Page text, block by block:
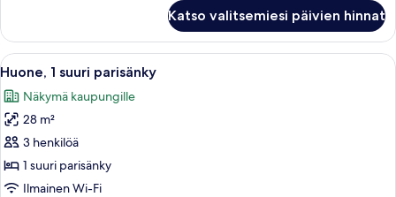
parisänkyä
Katso valitsemiesi päivien hinnat
Avaa
kaikki
huonetyypin
Huone,
1
suuri
parisänky
Hotellihuone, jossa on suuri sänky,
8
Huone, 1 suuri parisänky
Näkymä kaupungille
28 m²
3 henkilöä
1 suuri parisänky
Ilmainen Wi-Fi